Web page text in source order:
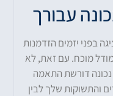
עבורך
בפני יזמים הזדמנות
מוכח. עם זאת, לא
דורשת התאמה
והתשוקות שלך לבין